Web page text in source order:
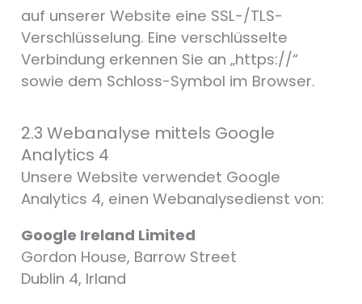
auf unserer Website eine SSL-/TLS-
Verschlüsselung. Eine verschlüsselte
Verbindung erkennen Sie an „https://“
sowie dem Schloss-Symbol im Browser.
2.3 Webanalyse mittels Google
Analytics 4
Unsere Website verwendet Google
Analytics 4, einen Webanalysedienst von:
Google Ireland Limited
Gordon House, Barrow Street
Dublin 4, Irland